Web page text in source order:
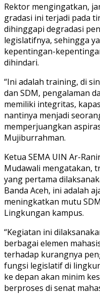
Rektor mengingatkan,
gradasi ini terjadi pada
dihinggapi degradasi
legislatifnya, sehingga
kepentingan-
dihindari.
“Ini adalah training, di
dan SDM, pengalaman
memiliki integritas,
nantinya menjadi
memperjuangkan
Mujiburrahman.
Ketua SEMA UIN Ar-
Mudawali mengatakan,
yang pertama
Banda Aceh, ini adalah
meningkatkan mutu
Lingkungan kampus.
“Kegiatan ini
berbagai elemen
terhadap kurangnya
fungsi legislatif di
ke depan akan minim
berproses di senat